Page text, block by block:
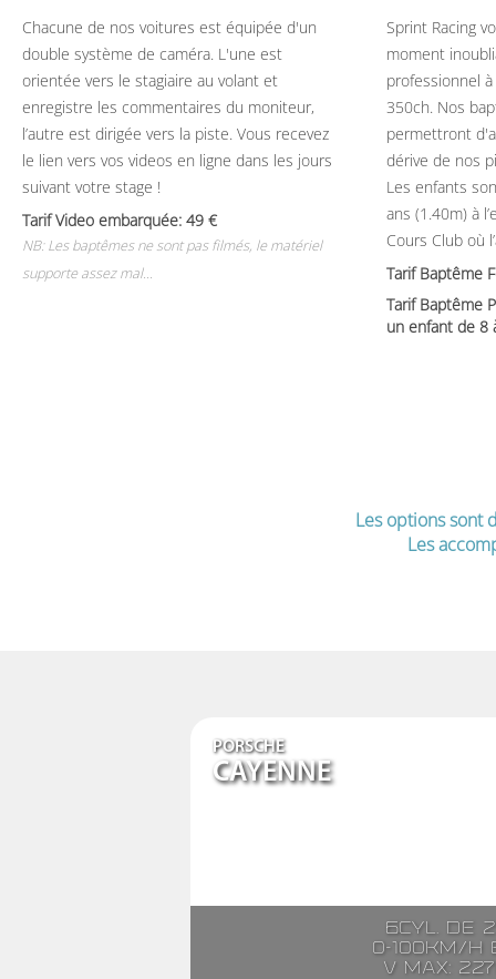
Chacune de nos voitures est équipée d'un
double système de caméra. L'une est
orientée vers le stagiaire au volant et
enregistre les commentaires du moniteur,
l’autre est dirigée vers la piste. Vous recevez
le lien vers vos videos en ligne dans les jours
suivant votre stage !
Tarif Video embarquée: 49
NB: Les baptêmes ne sont pas filmés, le matériel
supporte assez mal...
Sprint Racing
moment
professionnel
350ch. Nos
permettront
dérive de nos
Les enfants
ans (1.40m) à
Cours Club où
Tarif Baptême
Tarif Baptême
un enfant de
Les options sont
Les
PORSCHE
CAYENNE
6cyl. de
0-100km/h
V max: